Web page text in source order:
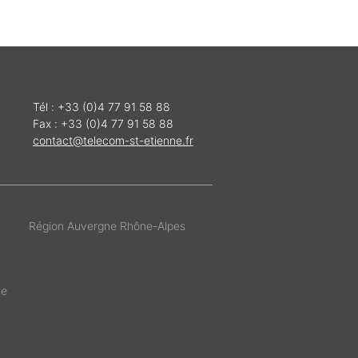
Tél : +33 (0)4 77 91 58 88
Fax : +33 (0)4 77 91 58 88
contact@telecom-st-etienne.fr
Région Auvergne Rhône-Alpes